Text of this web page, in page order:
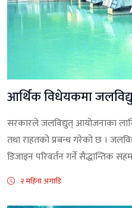
आर्थिक विधेयकमा
सरकारले जलविद्युत् आयोजनाका
तथा राहतको प्रबन्ध गरेको छ ।
डिजाइन परिवर्तन गर्ने सैद्धान्तिक
२ महिना अगाडि